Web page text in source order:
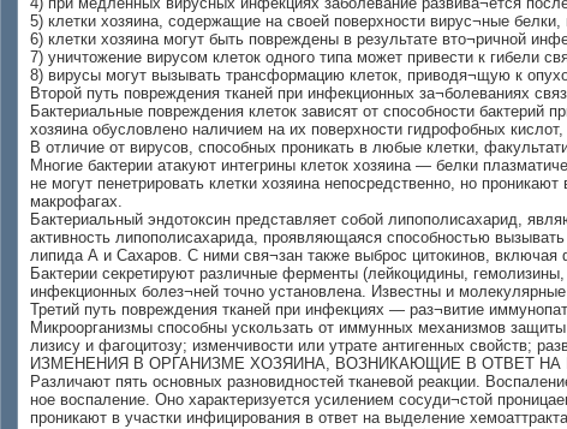
5) клетки хозяина, содержащие на своей поверхности вирус¬ные
6) клетки хозяина могут быть повреждены в результате вто¬ричной
7) уничтожение вирусом клеток одного типа может привести к гибели
8) вирусы могут вызывать трансформацию клеток, приводя¬щую к
Второй путь повреждения тканей при инфекционных за¬болеваниях
Бактериальные повреждения клеток зависят от способности бактерий
хозяина обусловлено наличием на их поверхности гидрофобных
В отличие от вирусов, способных проникать в любые клетки,
Многие бактерии атакуют интегрины клеток хозяина — белки
не могут пенетрировать клетки хозяина непосредственно, но
макрофагах.
Бактериальный эндотоксин представляет собой липополисахарид,
активность липополисахарида, проявляющаяся способностью
липида А и Сахаров. С ними свя¬зан также выброс цитокинов, включая
Бактерии секретируют различные ферменты (лейкоцидины,
инфекционных болез¬ней точно установлена. Известны и
Третий путь повреждения тканей при инфекциях — раз¬витие
Микроорганизмы способны ускользать от иммунных механизмов
лизису и фагоцитозу; изменчивости или утрате антигенных свойств;
ИЗМЕНЕНИЯ В ОРГАНИЗМЕ ХОЗЯИНА, ВОЗНИКАЮЩИЕ В ОТВЕТ
Различают пять основных разновидностей тканевой реакции.
ное воспаление. Оно характеризуется усилением сосуди¬стой
проникают в участки инфицирования в ответ на выделение